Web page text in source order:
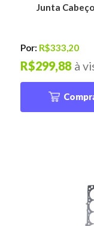
Junta
Por: R$333,20
à
R$299,88